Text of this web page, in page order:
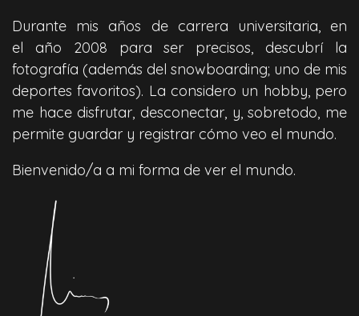
Durante mis años de carrera universitaria, en
el año 2008 para ser precisos, descubrí la
fotografía (además del snowboarding; uno de mis
deportes favoritos). La considero un hobby, pero
me hace disfrutar, desconectar, y, sobretodo, me
permite guardar y registrar cómo veo el mundo.
Bienvenido/a a mi forma de ver el mundo.